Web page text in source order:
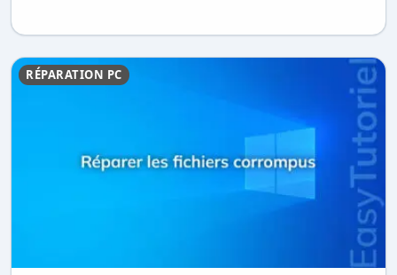
RÉPARATION PC